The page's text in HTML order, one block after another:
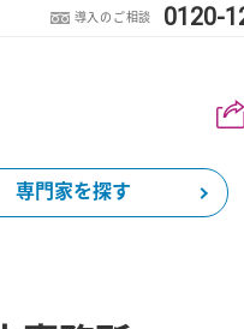
導入のご相談 0120-
専門家を探す